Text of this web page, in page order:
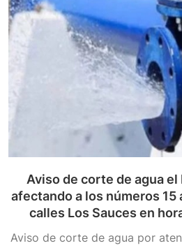
Aviso de corte de agua el
afectando a los números 15
calles Los Sauces en
Aviso de corte de agua por